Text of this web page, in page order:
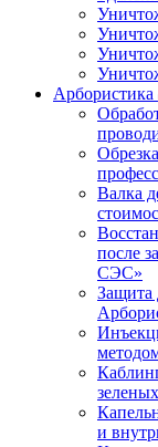
Арбористика
Валка
после
СЭС»
Защита
и